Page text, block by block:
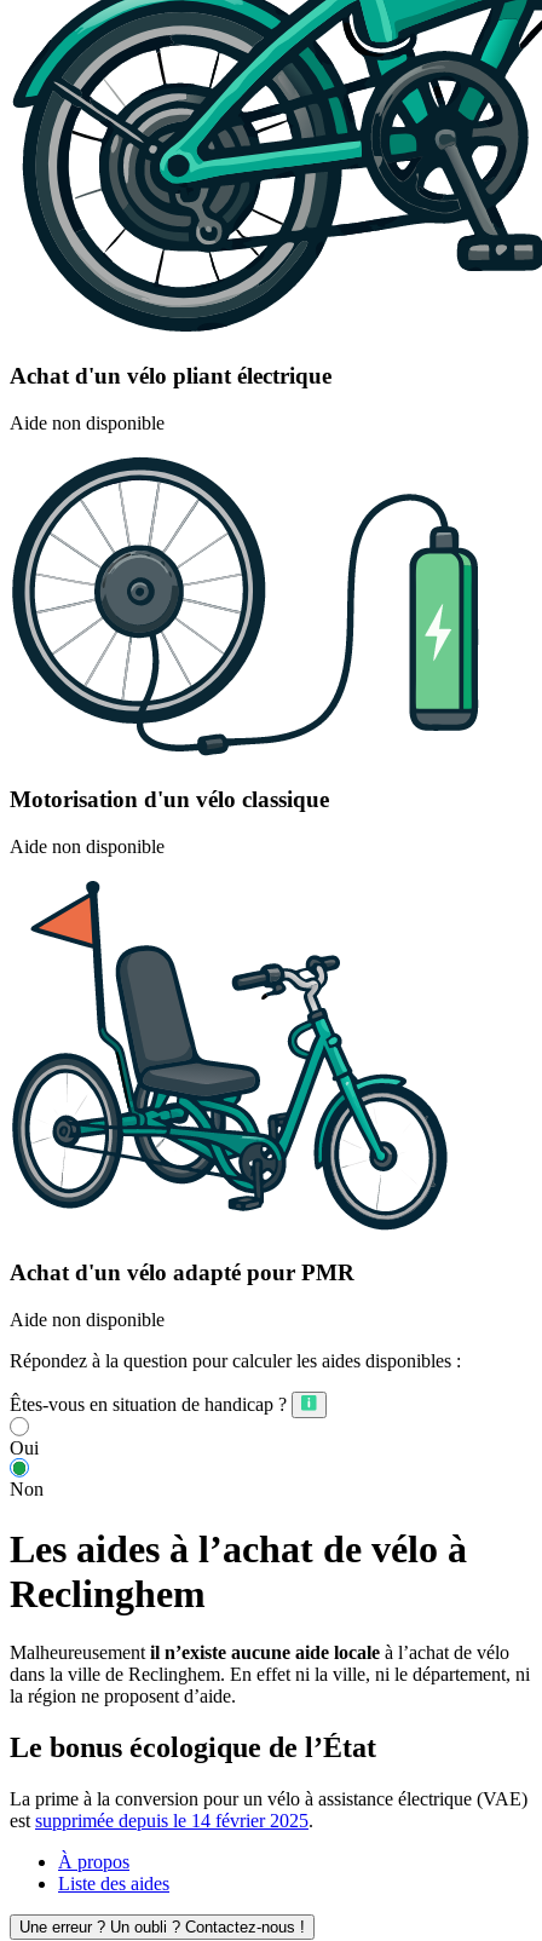
Achat d'un vélo pliant électrique
Aide non disponible
Motorisation d'un vélo classique
Aide non disponible
Achat d'un vélo adapté pour PMR
Aide non disponible
Répondez à la question pour calculer les aides disponibles :
Êtes-vous en situation de handicap ?
Oui
Non
Les aides à l’achat de vélo à
Reclinghem
Malheureusement il n’existe aucune aide locale à l’achat de vélo
dans la ville de Reclinghem. En effet ni la ville, ni le département, ni
la région ne proposent d’aide.
Le bonus écologique de l’État
La prime à la conversion pour un vélo à assistance électrique (VAE)
est supprimée depuis le 14 février 2025.
À propos
Liste des aides
Une erreur ? Un oubli ? Contactez-nous !